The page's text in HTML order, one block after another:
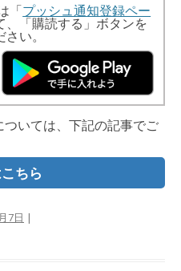
「プッシュ通知登録ペー
、「購読する」ボタンを
い。
いては、下記の記事でご
ちら
7日 |